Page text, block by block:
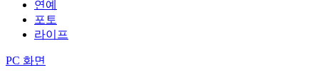
연예
포토
라이프
PC 화면